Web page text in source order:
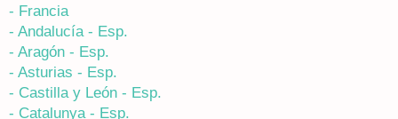
- Francia
- Andalucía - Esp.
- Aragón - Esp.
- Asturias - Esp.
- Castilla y León - Esp.
- Catalunya - Esp.